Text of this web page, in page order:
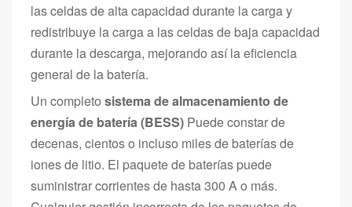
las celdas de alta capacidad durante la carga y
redistribuye la carga a las celdas de baja capacidad
durante la descarga, mejorando así la eficiencia
general de la batería.
Un completo sistema de almacenamiento de
energía de batería (BESS) Puede constar de
decenas, cientos o incluso miles de baterías de
iones de litio. El paquete de baterías puede
suministrar corrientes de hasta 300 A o más.